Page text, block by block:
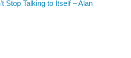
Stop Talking to Itself – Alan